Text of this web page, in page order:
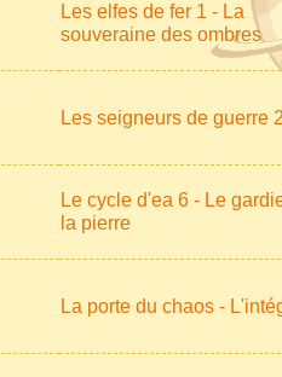
Les elfes de fer 1 - La
souveraine des ombres
Les seigneurs de guerre
Le cycle d'ea 6 - Le
la pierre
La porte du chaos -